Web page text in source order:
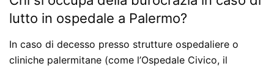
lutto in ospedale a Palermo?
In caso di decesso presso strutture ospedaliere o
cliniche palermitane (come l’Ospedale Civico, il